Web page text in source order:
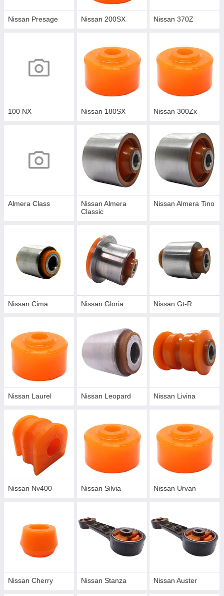
Nissan Presage Nissan 200SX Nissan 370Z
100 NX Nissan 180SX Nissan 300Zx
Almera Class
Nissan Almera
Classic
Nissan Almera Tino
Nissan Cima Nissan Gloria Nissan Gt-R
Nissan Laurel Nissan Leopard Nissan Livina
Nissan Nv400 Nissan Silvia Nissan Urvan
Nissan Cherry Nissan Stanza Nissan Auster